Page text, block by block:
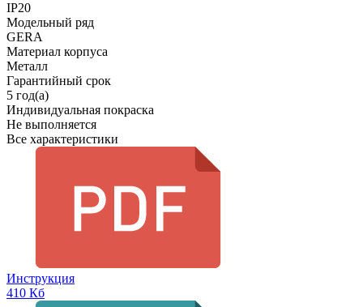
IP20
Модельный ряд
GERA
Материал корпуса
Металл
Гарантийный срок
5 год(а)
Индивидуальная покраска
Не выполняется
Все характеристики
Инструкция
410 Кб